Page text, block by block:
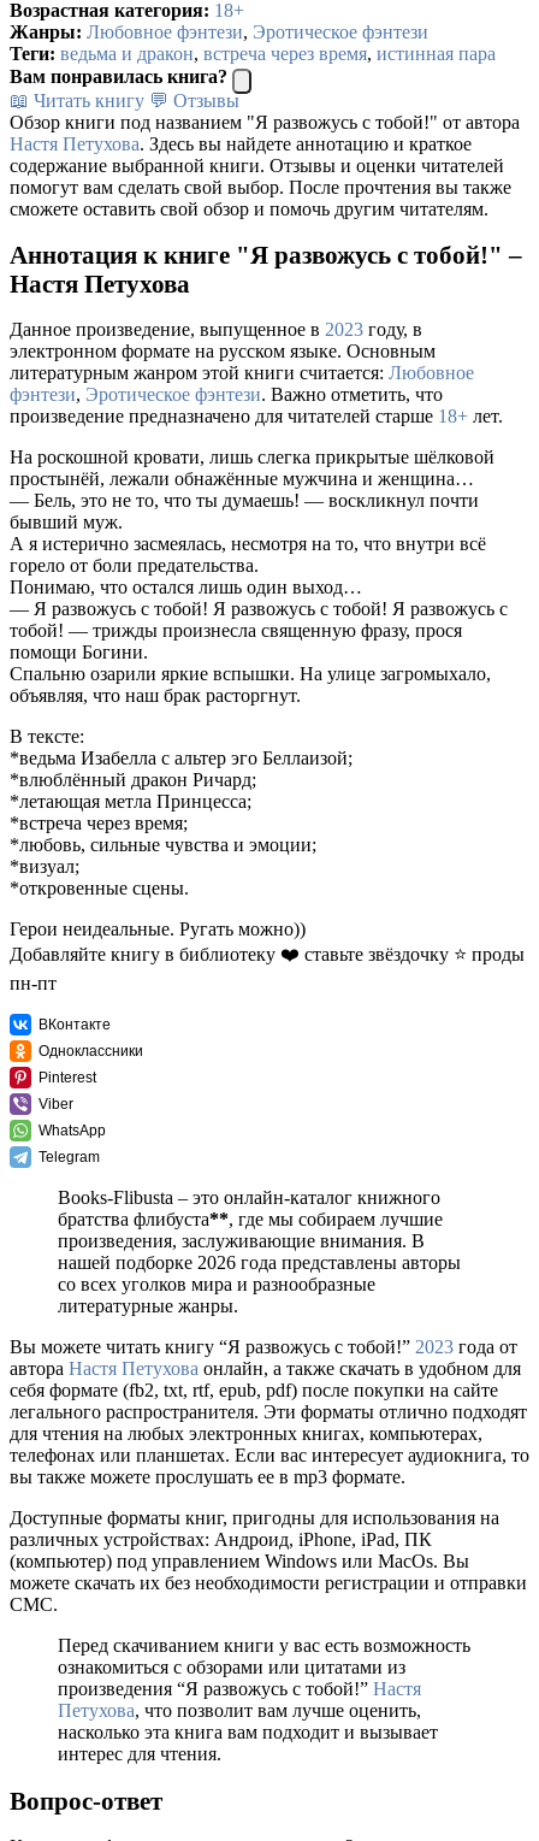
Возрастная категория: 18+
Жанры: Любовное фэнтези, Эротическое фэнтези
Теги: ведьма и дракон, встреча через время, истинная пара
Вам понравилась книга?
📖 Читать книгу 💬 Отзывы
Обзор книги под названием "Я развожусь с тобой!" от автора
Настя Петухова. Здесь вы найдете аннотацию и краткое
содержание выбранной книги. Отзывы и оценки читателей
помогут вам сделать свой выбор. После прочтения вы также
сможете оставить свой обзор и помочь другим читателям.
Аннотация к книге "Я развожусь с тобой!" –
Настя Петухова
Данное произведение, выпущенное в 2023 году, в
электронном формате на русском языке. Основным
литературным жанром этой книги считается: Любовное
фэнтези, Эротическое фэнтези. Важно отметить, что
произведение предназначено для читателей старше 18+ лет.
На роскошной кровати, лишь слегка прикрытые шёлковой
простынёй, лежали обнажённые мужчина и женщина…
— Бель, это не то, что ты думаешь! — воскликнул почти
бывший муж.
А я истерично засмеялась, несмотря на то, что внутри всё
горело от боли предательства.
Понимаю, что остался лишь один выход…
— Я развожусь с тобой! Я развожусь с тобой! Я развожусь с
тобой! — трижды произнесла священную фразу, прося
помощи Богини.
Спальню озарили яркие вспышки. На улице загромыхало,
объявляя, что наш брак расторгнут.
В тексте:
*ведьма Изабелла с альтер эго Беллаизой;
*влюблённый дракон Ричард;
*летающая метла Принцесса;
*встреча через время;
*любовь, сильные чувства и эмоции;
*визуал;
*откровенные сцены.
Герои неидеальные. Ругать можно))
Добавляйте книгу в библиотеку ❤️ ставьте звёздочку ⭐ проды
пн-пт
ВКонтакте
Одноклассники
Pinterest
Viber
WhatsApp
Telegram
Books-Flibusta – это онлайн-каталог книжного
братства флибуста**, где мы собираем лучшие
произведения, заслуживающие внимания. В
нашей подборке 2026 года представлены авторы
со всех уголков мира и разнообразные
литературные жанры.
Вы можете читать книгу “Я развожусь с тобой!” 2023 года от
автора Настя Петухова онлайн, а также скачать в удобном для
себя формате (fb2, txt, rtf, epub, pdf) после покупки на сайте
легального распространителя. Эти форматы отлично подходят
для чтения на любых электронных книгах, компьютерах,
телефонах или планшетах. Если вас интересует аудиокнига, то
вы также можете прослушать ее в mp3 формате.
Доступные форматы книг, пригодны для использования на
различных устройствах: Андроид, iPhone, iPad, ПК
(компьютер) под управлением Windows или MacOs. Вы
можете скачать их без необходимости регистрации и отправки
СМС.
Перед скачиванием книги у вас есть возможность
ознакомиться с обзорами или цитатами из
произведения “Я развожусь с тобой!” Настя
Петухова, что позволит вам лучше оценить,
насколько эта книга вам подходит и вызывает
интерес для чтения.
Вопрос-ответ